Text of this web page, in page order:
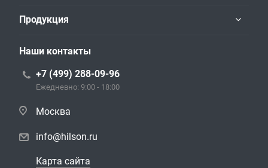
Продукция
Наши контакты
+7 (499) 288-09-96
Ежедневно: 9:00 - 18:00
Москва
info@hilson.ru
Карта сайта